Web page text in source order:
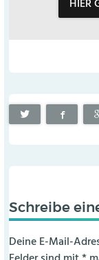
HIER
Schreibe
Deine E-Mail-